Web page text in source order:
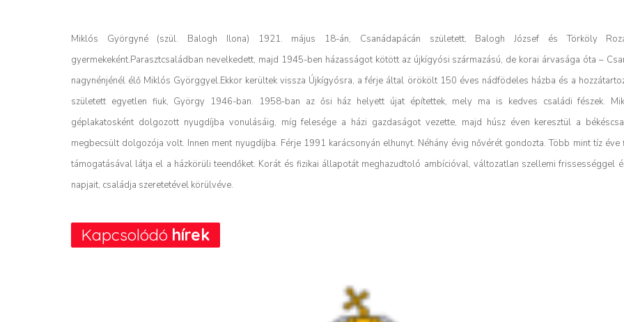
Miklós Györgyné (szül. Balogh Ilona) 1921. május 18-án, Csanádapácán született, Balogh József és Törköly
gyermekeként.Parasztcsaládban nevelkedett, majd 1945-ben házasságot kötött az újkígyósi származású, de korai árvasága óta –
nagynénjénél élő Miklós Györggyel.Ekkor kerültek vissza Újkígyósra, a férje által örökölt 150 éves nádfödeles házba és a
született egyetlen fiuk, György 1946-ban.
1958-ban az ősi ház helyett újat építettek, mely ma is kedves családi fészek.
géplakatosként dolgozott nyugdíjba vonulásáig, míg felesége a házi gazdaságot vezette, majd húsz éven keresztül a
megbecsült dolgozója volt. Innen ment nyugdíjba. Férje 1991 karácsonyán elhunyt. Néhány évig nővérét gondozta. Több mint tíz éve
támogatásával látja el a házkörüli teendőket. Korát és fizikai állapotát meghazudtoló ambícióval, változatlan szellemi frissességgel
napjait, családja szeretetével körülvéve.
Kapcsolódó hírek